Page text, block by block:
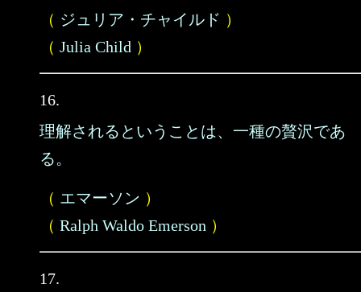
（ ジュリア・チャイルド ）
（ Julia Child ）
16.
理解されるということは、一種の贅沢であ
る。
（ エマーソン ）
（ Ralph Waldo Emerson ）
17.